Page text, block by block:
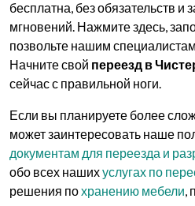
бесплатна, без обязательств и
мгновений. Нажмите здесь,
позвольте нашим
Начните свой переезд в
сейчас с правильной ноги.
Если вы планируете более
может заинтересовать наше
документам для переезда и
обо всех нашихуслугах по
решения похранению мебели,